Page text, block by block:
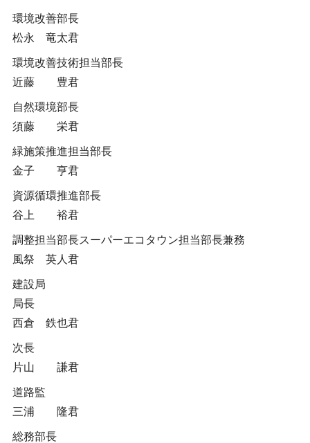
環境改善部長
松永 竜太君
環境改善技術担当部長
近藤 豊君
自然環境部長
須藤 栄君
緑施策推進担当部長
金子 亨君
資源循環推進部長
谷上 裕君
調整担当部長スーパーエコタウン担当部長兼務
風祭 英人君
建設局
局長
西倉 鉄也君
次長
片山 謙君
道路監
三浦 隆君
総務部長